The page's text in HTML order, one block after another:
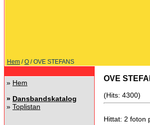
Hem /O / OVE STEFANS
» Hem
» Dansbandskatalog
» Toplistan
OVE
(Hits: 4300)
Hittat: 2 foton